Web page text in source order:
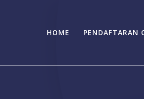
HOME PENDAFTARAN